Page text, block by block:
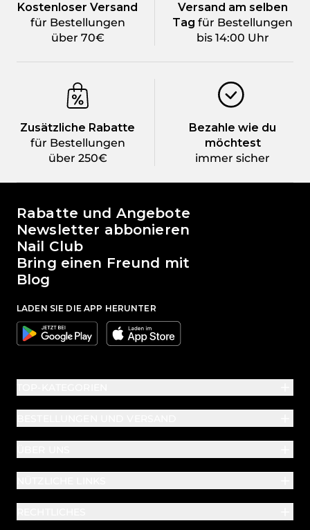
Kostenloser Versand
für Bestellungen
über 70€
Versand am selben
Tag für Bestellungen
bis 14:00 Uhr
Zusätzliche Rabatte
für Bestellungen
über 250€
Bezahle wie du
möchtest
immer sicher
Die Welt von Passione Beauty
Rabatte und Angebote
Newsletter abbonieren
Nail Club
Bring einen Freund mit
Blog
LADEN SIE DIE APP HERUNTER
Google Apple